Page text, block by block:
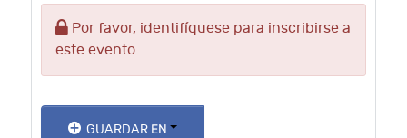
Por favor, identifíquese para inscribirse a
este evento
GUARDAR EN